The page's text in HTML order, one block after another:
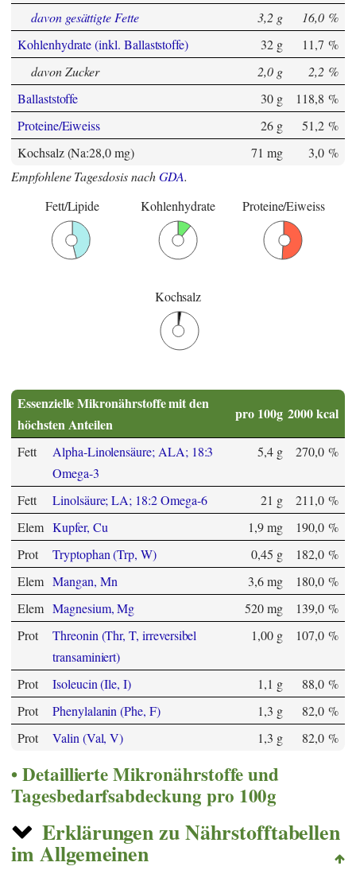
davon gesättigte Fette
3,2 g
16,0 %
Kohlenhydrate (inkl. Ballaststoffe)
32 g
11,7 %
davon Zucker
2,0 g
2,2 %
Ballaststoffe
30 g
118,8 %
Proteine/Eiweiss
26 g
51,2 %
Kochsalz (Na:28,0 mg)
71 mg
3,0 %
Empfohlene Tagesdosis nachGDA.
Fett/Lipide
Kohlenhydrate Proteine/Eiweiss
Kochsalz
Essenzielle Mikronährstoffe mit den
höchsten Anteilen
pro 100g 2000 kcal
Fett
Alpha-Linolensäure; ALA; 18:3
Omega-3
5,4 g 270,0 %
Fett Linolsäure; LA; 18:2 Omega-6 21 g
211,0 %
Elem Kupfer, Cu 1,9 mg
190,0 %
Prot
Tryptophan (Trp, W) 0,45 g
182,0 %
Elem Mangan, Mn 3,6 mg
180,0 %
Elem Magnesium, Mg 520 mg
139,0 %
Prot
Threonin (Thr, T, irreversibel
transaminiert)
1,00 g 107,0 %
Prot Isoleucin (Ile, I) 1,1 g
88,0 %
Prot
Phenylalanin (Phe, F) 1,3 g
82,0 %
Prot
Valin (Val, V) 1,3 g 82,0 %
Detaillierte Mikronährstoffe und
Tagesbedarfsabdeckung pro 100g
Erklärungen zu Nährstofftabellen
im Allgemeinen